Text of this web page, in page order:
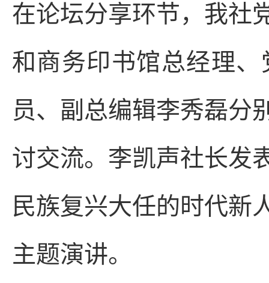
在论坛分享环节，我社
和商务印书馆总经理
员、副总编辑李秀磊分
讨交流。李凯声社长发
民族复兴大任的时代
主题演讲。